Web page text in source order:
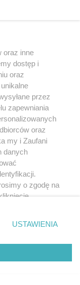
i
do bram
MATERIAŁ SPONSOROWANY
NAMI:
oraz inne
dostęp i
oraz
przez
zapewniania
oraz
my i Zaufani
danych
o zgodę na
prywatności
zgody
się takiemu
tylko
USTAWIENIA